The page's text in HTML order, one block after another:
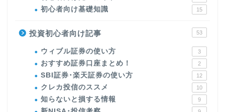
初心者向け基礎知識 15
投資初心者向け記事 53
ウィブル証券の使い方 3
おすすめ証券口座まとめ！ 2
SBI証券･楽天証券の使い方 12
クレカ投信のススメ 10
知らないと損する情報 9